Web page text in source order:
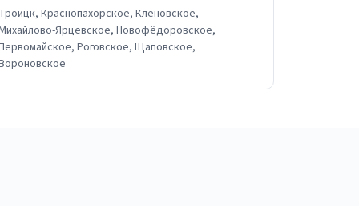
Краснопахорское, Кленовское,
Ярцевское, Новофёдоровское,
Роговское, Щаповское,